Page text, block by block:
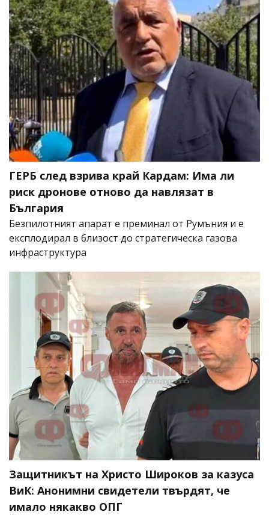
ГЕРБ след взрива край Кардам: Има ли
риск дронове отново да навлязат в
България
Безпилотният апарат е преминал от Румъния и е
експлодирал в близост до стратегическа газова
инфраструктура
Защитникът на Христо Широков за казуса
ВиК: Анонимни свидетели твърдят, че
имало някакво ОПГ